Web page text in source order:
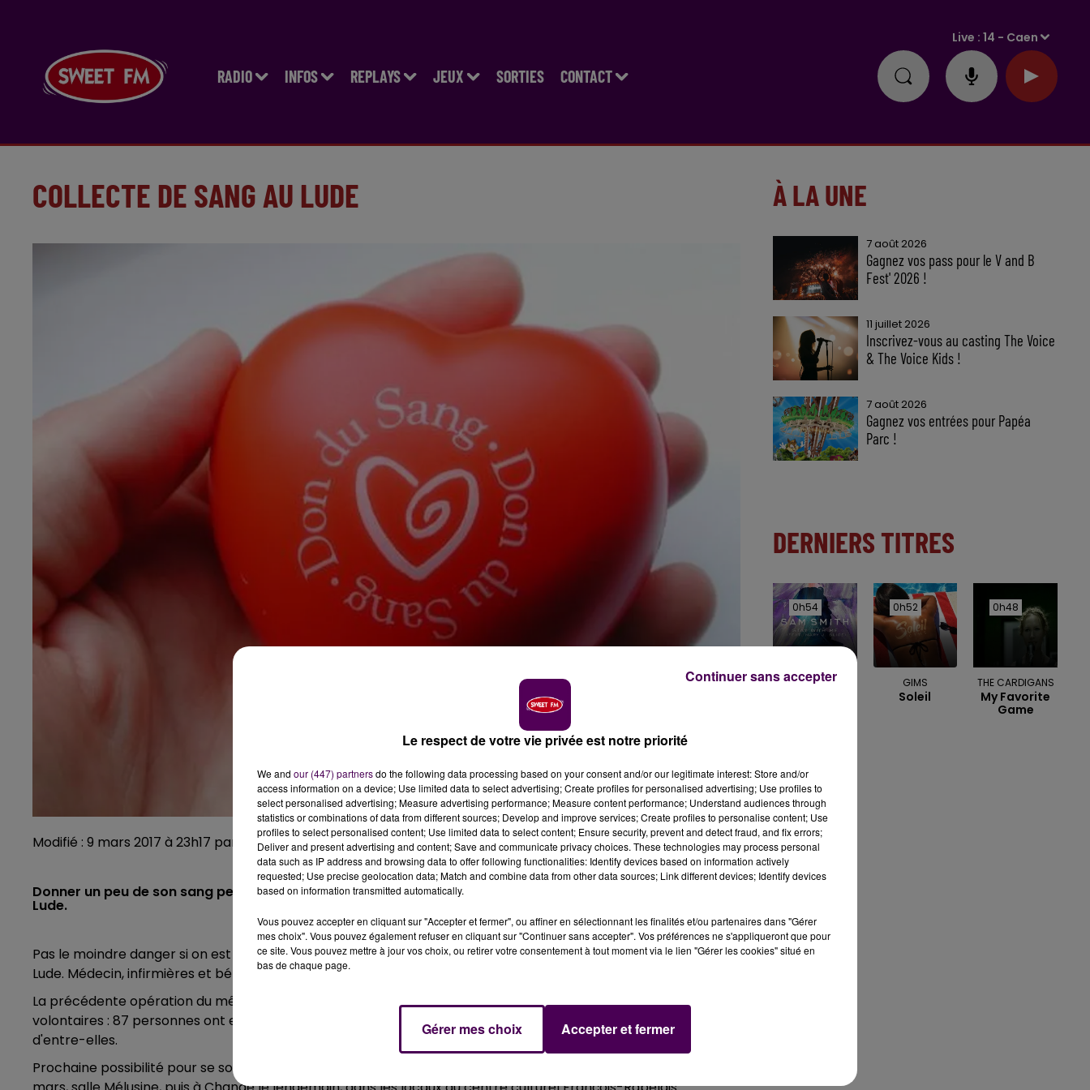
RADIO INFOS REPLAYS JEUX SORTIES CONTACT
Live :14 - Caen
COLLECTE DE SANG AU LUDE
Modifié : 9 mars 2017 à 23h17 par Emilien Borderie
Donner un peu de son sang permet de sauver des vies. Une collecte est organisée ce vendredi 10 mars au
Lude.
Pas le moindre danger si on est en bonne santé : une collecte de sang est organisée ce vendredi 10 mars au
Lude. Médecin, infirmières et bénévoles donnent rendez-vous dans la salle Girard, de 15h30 à 19h.
La précédente opération du même type, menée mercredi dernier à Sablé-sur-Sarthe, a vu se présenter 92
volontaires : 87 personnes ont effectivement pu donner de leur sang et c'était une première pour trois
d'entre-elles.
Prochaine possibilité pour se soumettre à une
À LA UNE
7 août 2026
Gagnez vos pass pour le V and B
Fest' 2026 !
11 juillet 2026
Inscrivez-vous au casting The Voice
& The Voice Kids !
7 août 2026
Gagnez vos entrées pour Papéa
Parc !
DERNIERS TITRES
0h54
0h54
SAM SMITH
0h52
0h52
GIMS
Soleil
0h48
0h48
THE CARDIGANS
My Favorite
Game
Le respect de votre vie privée est notre priorité
We and our (447) partnersdo the following data processing based on your consent and/or our legitimate interest: Store and/or
access information on a device; Use limited data to select advertising; Create profiles for personalised advertising; Use profiles to
select personalised advertising; Measure advertising performance; Measure content performance; Understand audiences through
statistics or combinations of data from different sources; Develop and improve services; Create profiles to personalise content; Use
profiles to select personalised content; Use limited data to select content; Ensure security, prevent and detect fraud, and fix errors;
Deliver and present advertising and content; Save and communicate privacy choices. These technologies may process personal
data such as IP address and browsing data to offer following functionalities: Identify devices based on information actively
requested; Use precise geolocation data; Match and combine data from other data sources; Link different devices; Identify devices
based on information transmitted automatically.
Vous pouvez accepter en cliquant sur "Accepter et fermer", ou affiner en sélectionnant les finalités et/ou partenaires dans "Gérer
mes choix". Vous pouvez également refuser en cliquant sur "Continuer sans accepter". Vos préférences ne s'appliqueront que pour
ce site. Vous pouvez mettre à jour vos choix, ou retirer votre consentement à tout moment via le lien "Gérer les cookies" situé en
bas de chaque page.
Gérer mes choix Accepter et fermer
Continuer sans accepter